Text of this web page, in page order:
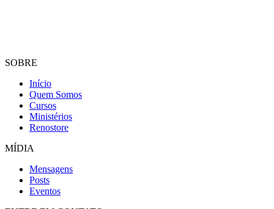
SOBRE
Início
Quem Somos
Cursos
Ministérios
Renostore
MÍDIA
Mensagens
Posts
Eventos